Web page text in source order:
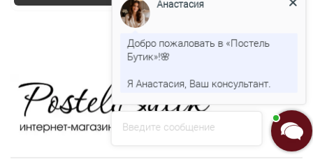
Введите сообщение
Добро пожаловать в «Постель
Бутик»!🌸
Я Анастасия, Ваш консультант.